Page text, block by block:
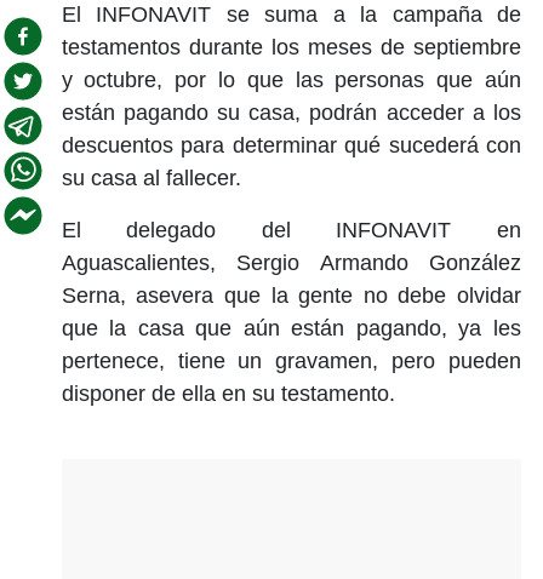
El INFONAVIT se suma a la campaña de
testamentos durante los meses de septiembre
y octubre, por lo que las personas que aún
están pagando su casa, podrán acceder a los
descuentos para determinar qué sucederá con
su casa al fallecer.
El delegado del INFONAVIT en
Aguascalientes, Sergio Armando González
Serna, asevera que la gente no debe olvidar
que la casa que aún están pagando, ya les
pertenece, tiene un gravamen, pero pueden
disponer de ella en su testamento.